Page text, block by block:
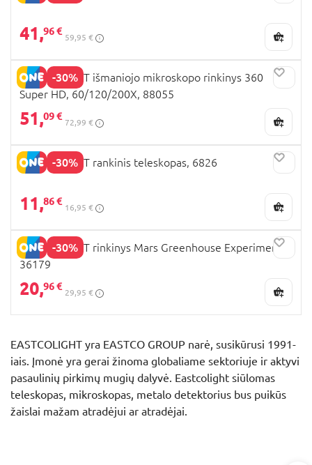
41,96 €
59,95 €
-30%
EASTCOLIGHT išmaniojo mikroskopo rinkinys 360
Super HD, 60/120/200X, 88055
51,09 €
72,99 €
-30%
EASTCOLIGHT rankinis teleskopas, 6826
11,86 €
16,95 €
-30%
EASTCOLIGHT rinkinys Mars Greenhouse Experiment,
36179
20,96 €
29,95 €
EASTCOLIGHT yra EASTCO GROUP narė, susikūrusi 1991-
iais. Įmonė yra gerai žinoma globaliame sektoriuje ir aktyvi
pasaulinių pirkimų mugių dalyvė. Eastcolight siūlomas
teleskopas, mikroskopas, metalo detektorius bus puikūs
žaislai mažam atradėjui ar atradėjai.